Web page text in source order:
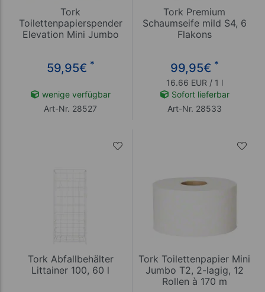
Tork
Toilettenpapierspender
Elevation Mini Jumbo
59,95€ *
wenige verfügbar
Art-Nr. 28527
Tork Premium
Schaumseife mild S4, 6
Flakons
99,95€ *
16.66 EUR / 1 l
Sofort lieferbar
Art-Nr. 28533
Tork Abfallbehälter
Littainer 100, 60 l
Tork Toilettenpapier Mini
Jumbo T2, 2-lagig, 12
Rollen à 170 m